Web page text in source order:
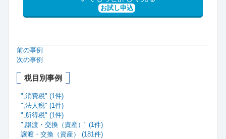
お試し申込
前の事例
次の事例
税目別事例
",消費税" (1件)
",法人税" (1件)
",所得税" (1件)
",譲渡・交換（資産）" (1件)
譲渡・交換（資産） (181件)